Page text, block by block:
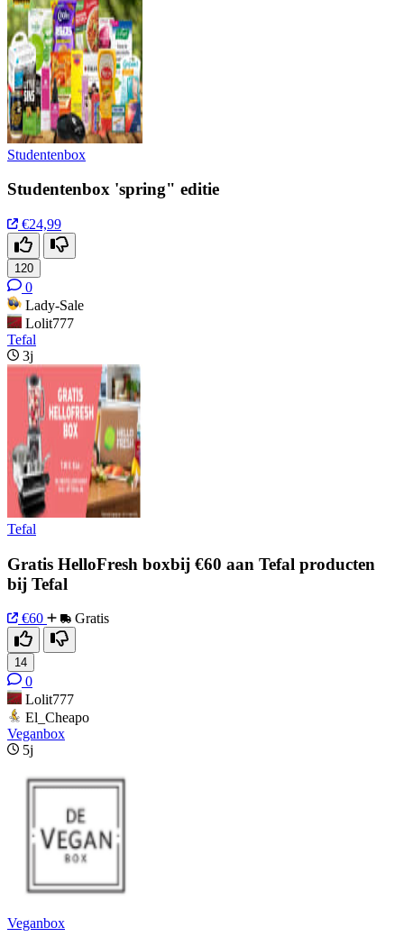
Studentenbox
Studentenbox 'spring" editie
€24,99
120
0
Lady-Sale
Lolit777
Tefal
3j
Tefal
Gratis HelloFresh boxbij €60 aan Tefal producten
bij Tefal
€60 Gratis
14
0
Lolit777
El_Cheapo
Veganbox
5j
Veganbox